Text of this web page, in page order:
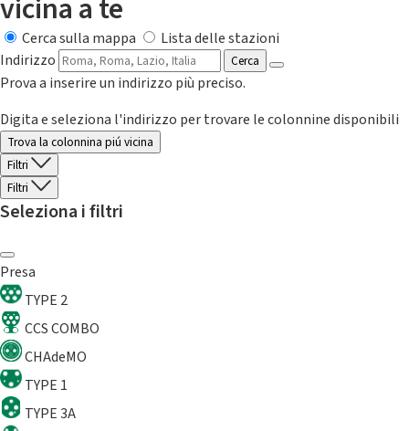
vicina a te
Cerca sulla mappa
Lista delle stazioni
Indirizzo
Cerca
Prova a inserire un indirizzo più preciso.
Digita e seleziona l'indirizzo per trovare le colonnine disponibili
Trova la colonnina piú vicina
Filtri
Filtri
Seleziona i filtri
Presa
TYPE 2
CCS COMBO
CHAdeMO
TYPE 1
TYPE 3A